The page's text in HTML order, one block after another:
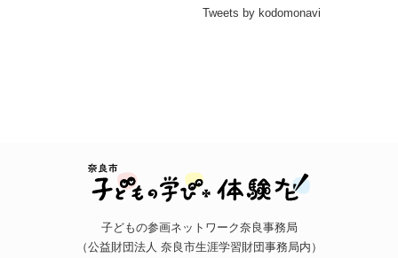
Tweets by kodomonavi
子どもの参画ネットワーク奈良事務局
（公益財団法人 奈良市生涯学習財団事務局内）